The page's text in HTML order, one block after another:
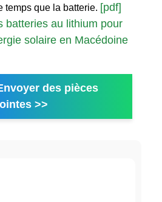
temps que la batterie. [pdf]
batteries au lithium pour
solaire en Macédoine
des pièces
>>